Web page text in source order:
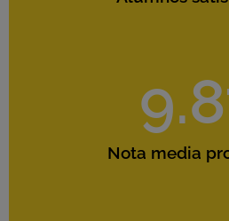
Nota media